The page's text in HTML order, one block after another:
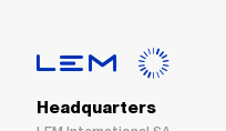
Headquarters